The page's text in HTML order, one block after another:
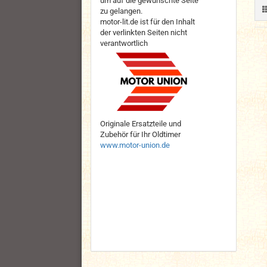
zu gelangen.
motor-lit.de ist für den Inhalt
der verlinkten Seiten nicht
verantwortlich
Originale Ersatzteile und
Zubehör für Ihr Oldtimer
www.motor-union.de